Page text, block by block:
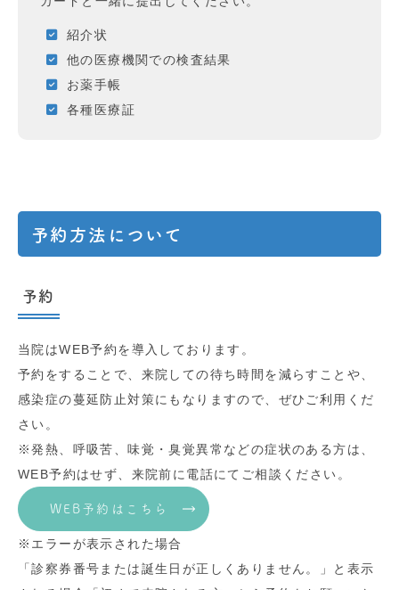
紹介状
他の医療機関での検査結果
お薬手帳
各種医療証
予約方法について
予約
当院はWEB予約を導入しております。
予約をすることで、来院しての待ち時間を減らすことや、
感染症の蔓延防止対策にもなりますので、ぜひご利用くだ
さい。
※発熱、呼吸苦、味覚・臭覚異常などの症状のある方は、
WEB予約はせず、来院前に電話にてご相談ください。
WEB予約はこちら
※エラーが表示された場合
「診察券番号または誕生日が正しくありません。」と表示